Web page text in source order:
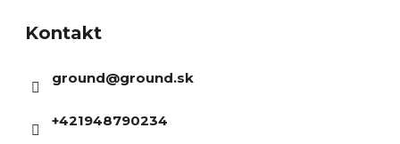
Kontakt
ground@ground.sk
+421948790234